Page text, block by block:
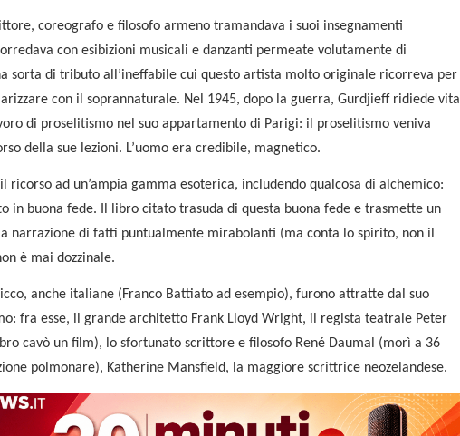
coreografo e filosofo armeno tramandava i suoi insegnamenti
con esibizioni musicali e danzanti permeate volutamente di
sorta di tributo all’ineffabile cui questo artista molto originale ricorreva per
con il soprannaturale. Nel 1945, dopo la guerra, Gurdjieff ridiede vita
di proselitismo nel suo appartamento di Parigi: il proselitismo veniva
della sue lezioni. L’uomo era credibile, magnetico.
ricorso ad un’ampia gamma esoterica, includendo qualcosa di alchemico:
in buona fede. Il libro citato trasuda di questa buona fede e trasmette un
narrazione di fatti puntualmente mirabolanti (ma conta lo spirito, non il
è mai dozzinale.
anche italiane (Franco Battiato ad esempio), furono attratte dal suo
fra esse, il grande architetto Frank Lloyd Wright, il regista teatrale Peter
cavò un film), lo sfortunato scrittore e filosofo René Daumal (morì a 36
polmonare), Katherine Mansfield, la maggiore scrittrice neozelandese.